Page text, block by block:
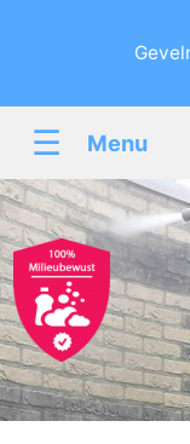
☰ Menu